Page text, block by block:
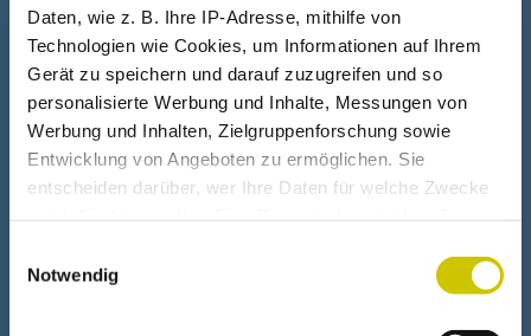
Daten, wie z. B. Ihre IP-Adresse, mithilfe von
Technologien wie Cookies, um Informationen auf Ihrem
Gerät zu speichern und darauf zuzugreifen und so
personalisierte Werbung und Inhalte, Messungen von
Werbung und Inhalten, Zielgruppenforschung sowie
Entwicklung von Angeboten zu ermöglichen. Sie
entscheiden darüber, wer Ihre Daten für welche Zwecke
Trigger Symbol ändern oder widerrufen
Notwendig
+
Solarkocher
Wasserlinse zum Kochen
Parabol Solarkocher